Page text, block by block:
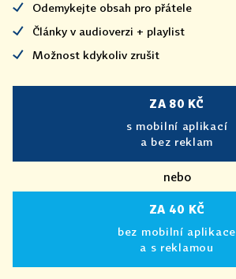
Odemykejte obsah pro přátele
Články v audioverzi + playlist
Možnost kdykoliv zrušit
ZA 80 KČ
s mobilní aplikací
a bez reklam
nebo
ZA 40 KČ
bez mobilní aplikace
a s reklamou